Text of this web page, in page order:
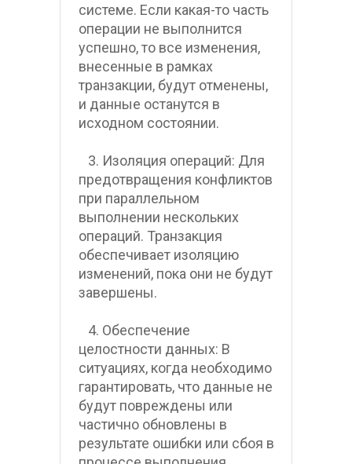
системе. Если какая-то часть
операции не выполнится
успешно, то все изменения,
внесенные в рамках
транзакции, будут отменены,
и данные останутся в
исходном состоянии.
предотвращения конфликтов
при параллельном
выполнении нескольких
операций. Транзакция
обеспечивает изоляцию
изменений, пока они не будут
завершены.
целостности данных: В
ситуациях, когда необходимо
гарантировать, что данные не
будут повреждены или
частично обновлены в
результате ошибки или сбоя в